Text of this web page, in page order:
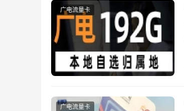
广电流量卡
广电流量卡